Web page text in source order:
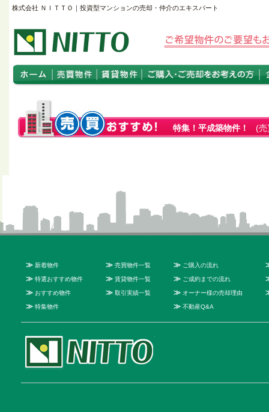
株式会社 ＮＩＴＴＯ｜投資型マンションの売却・仲介のエキスパート
特集！平成築物件！ (売
≫ 新着物件
≫ 特選おすすめ物件
≫ おすすめ物件
≫ 特集物件
≫ 売買物件一覧
≫ 賃貸物件一覧
≫ 取引実績一覧
≫ ご購入の流れ
≫ ご成約までの流れ
≫ オーナー様の売却理由
≫ 不動産Q&A